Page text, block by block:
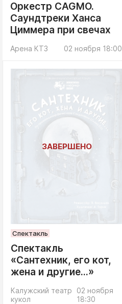
Оркестр CAGMO.
Саундтреки Ханса
Циммера при свечах
02 ноября 18:00
Арена КТЗ
Спектакль
Спектакль
«Сантехник, его кот,
жена и другие...»
02 ноября
18:30
Калужский театр
кукол